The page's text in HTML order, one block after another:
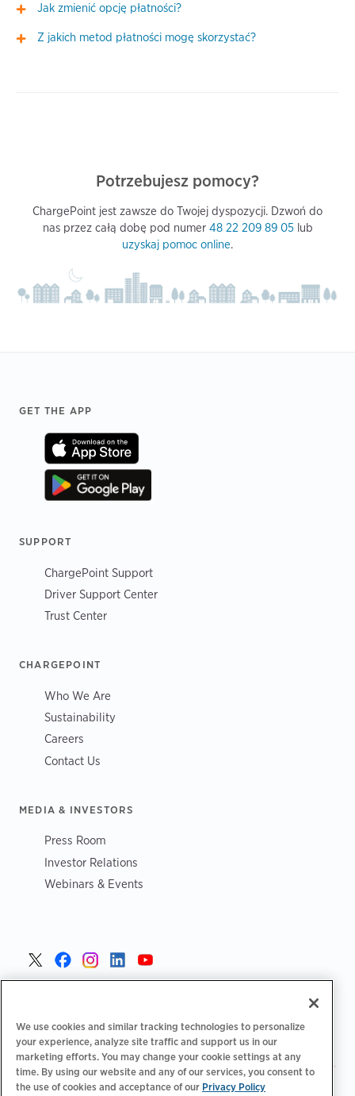
Jak zmienić opcję płatności?
Z jakich metod płatności mogę skorzystać?
Potrzebujesz pomocy?
ChargePoint jest zawsze do Twojej dyspozycji. Dzwoń do
nas przez całą dobę pod numer 48 22 209 89 05lub
uzyskaj pomoc online.
Footer
GET THE APP
SUPPORT
ChargePoint Support
Driver Support Center
Trust Center
CHARGEPOINT
Who We Are
Sustainability
Careers
Contact Us
MEDIA & INVESTORS
Press Room
Investor Relations
Webinars & Events
Polityka prywatności | Opcje prywatności|Legalny
We use cookies and similar tracking technologies to personalize
your experience, analyze site traffic and support us in our
marketing efforts. You may change your cookie settings at any
time. By using our website and any of our services, you consent to
the use of cookies and acceptance of our Privacy Policy